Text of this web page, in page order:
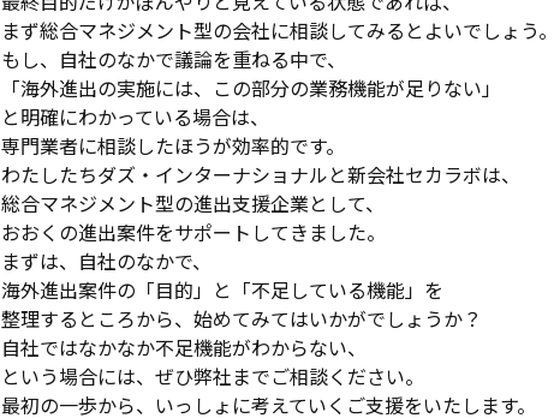
まず総合マネジメント型の会社に相談してみるとよいでしょう。
もし、自社のなかで議論を重ねる中で、
「海外進出の実施には、この部分の業務機能が足りない」
と明確にわかっている場合は、
専門業者に相談したほうが効率的です。
わたしたちダズ・インターナショナルと新会社セカラボは、
総合マネジメント型の進出支援企業として、
おおくの進出案件をサポートしてきました。
まずは、自社のなかで、
海外進出案件の「目的」と「不足している機能」を
整理するところから、始めてみてはいかがでしょうか？
自社ではなかなか不足機能がわからない、
という場合には、ぜひ弊社までご相談ください。
最初の一歩から、いっしょに考えていくご支援をいたします。